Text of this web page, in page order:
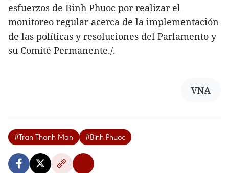
esfuerzos de Binh Phuoc por realizar el
monitoreo regular acerca de la implementación
de las políticas y resoluciones del Parlamento y
su Comité Permanente./.
VNA
#Tran Thanh Man #Binh Phuoc